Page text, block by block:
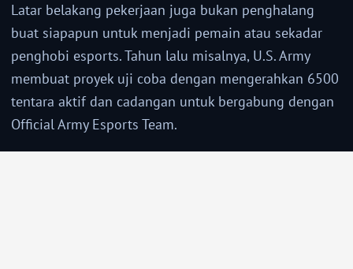
Latar belakang pekerjaan juga bukan penghalang
buat siapapun untuk menjadi pemain atau sekadar
penghobi esports. Tahun lalu misalnya, U.S. Army
membuat proyek uji coba dengan mengerahkan 6500
tentara aktif dan cadangan untuk bergabung dengan
Official Army Esports Team.